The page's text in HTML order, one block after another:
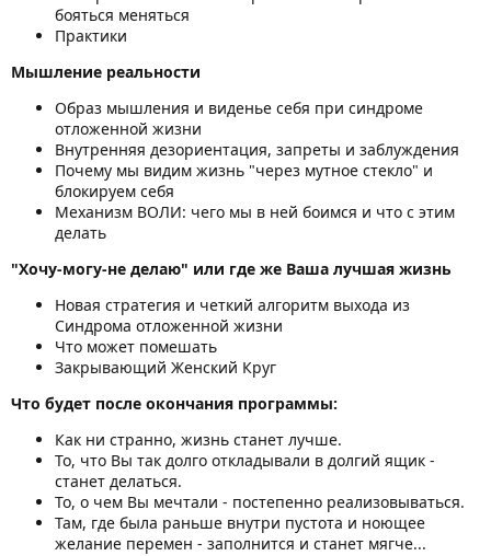
бояться меняться
Практики
Мышление реальности
Образ мышления и виденье себя при синдроме
отложенной жизни
Внутренняя дезориентация, запреты и заблуждения
Почему мы видим жизнь "через мутное стекло" и
блокируем себя
Механизм ВОЛИ: чего мы в ней боимся и что с этим
делать
"Хочу-могу-не делаю" или где же Ваша лучшая жизнь
Новая стратегия и четкий алгоритм выхода из
Синдрома отложенной жизни
Что может помешать
Закрывающий Женский Круг
Что будет после окончания программы:
Как ни странно, жизнь станет лучше.
То, что Вы так долго откладывали в долгий ящик -
станет делаться.
То, о чем Вы мечтали - постепенно реализовываться.
Там, где была раньше внутри пустота и ноющее
желание перемен - заполнится и станет мягче...